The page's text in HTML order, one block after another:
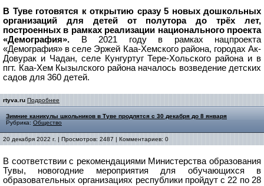
В Туве готовятся к открытию сразу 5 новых дошкольных
организаций для детей от полутора до трёх лет,
построенных в рамках реализации национального проекта
«Демография».
В 2021 году в рамках нацпроекта
«Демография» в селе Эржей Каа-Хемского района, городах Ак-
Довурак и Чадан, селе Кунгуртуг Тере-Хольского района и в
пгт. Каа-Хем Кызылского района началось возведение детских
садов для 360 детей.
rtyva.ru Подробнее
Зимние каникулы школьников в Туве продлятся с 30 декабря до 8 января
Рубрика: Общество
20 декабря 2022 г. | Просмотров: 2487 | Комментариев: 0
В соответствии с рекомендациями Министерства образования
Тувы, новогодние мероприятия для обучающихся в
образовательных организациях республики пройдут с 22 по 28